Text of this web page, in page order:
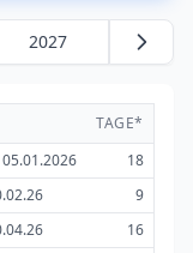
2027
TAGE*
18
9
16